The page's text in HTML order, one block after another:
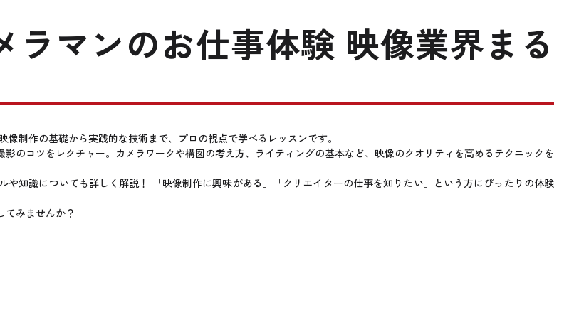
ラマンのお仕事体験 映像業界まる
制作の基礎から実践的な技術まで、プロの視点で学べるレッスンです。
のコツをレクチャー。カメラワークや構図の考え方、ライティングの基本など、映像のクオリティを高めるテクニックを
知識についても詳しく解説！ 「映像制作に興味がある」「クリエイターの仕事を知りたい」という方にぴったりの体験
てみませんか？